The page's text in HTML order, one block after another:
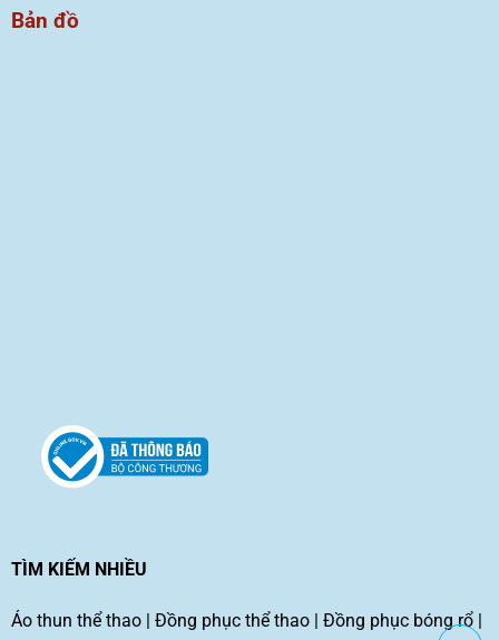
Bản đồ
TÌM KIẾM NHIỀU
Áo thun thể thao| Đồng phục thể thao| Đồng phục bóng rổ|